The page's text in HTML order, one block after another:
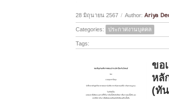
28 มิถุนายน 2567 / Author: Ariya
Categories: ประกาศงานบุคคล
Tags:
ขอ
หลั
(ทั